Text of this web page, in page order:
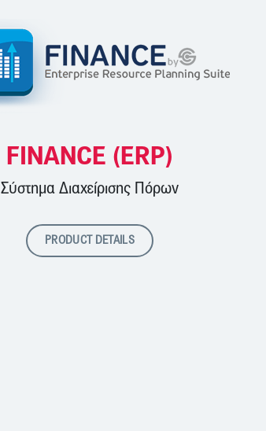
FINANCE (ERP)
Σύστημα Διαχείρισης Πόρων
PRODUCT DETAILS